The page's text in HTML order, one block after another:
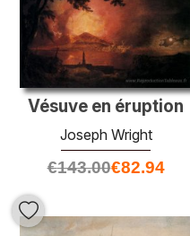
Vésuve en éruption
Joseph Wright
€143.00€82.94